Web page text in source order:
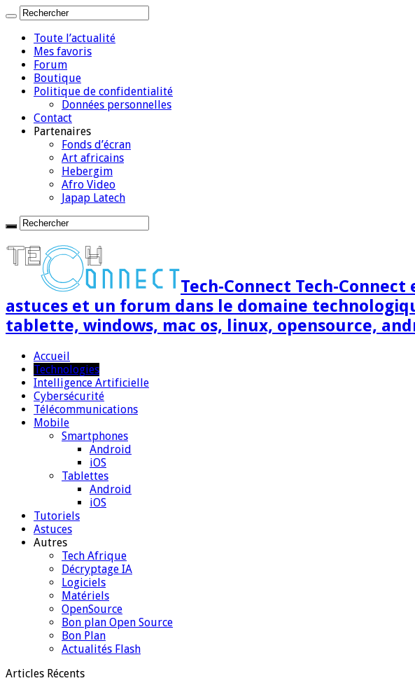
Toute l’actualité
Mes favoris
Forum
Boutique
Politique de confidentialité
Données personnelles
Contact
Partenaires
Fonds d’écran
Art africains
Hebergim
Afro Video
Japap Latech
Tech-Connect Tech-
astuces et un forum dans le domaine
tablette, windows, mac os, linux, opensource,
Accueil
Technologies
Intelligence Artificielle
Cybersécurité
Télécommunications
Mobile
Smartphones
Android
iOS
Tablettes
Android
iOS
Tutoriels
Astuces
Autres
Tech Afrique
Décryptage IA
Logiciels
Matériels
OpenSource
Bon plan Open Source
Bon Plan
Actualités Flash
Articles Récents